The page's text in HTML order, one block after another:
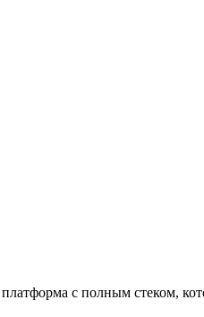
с полным стеком,